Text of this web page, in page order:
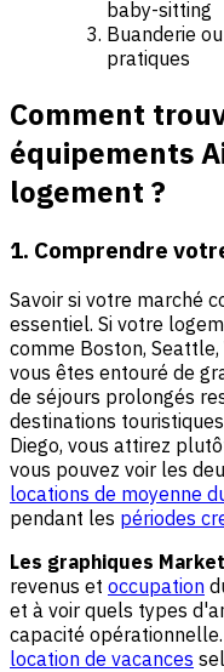
baby-sitting
Buanderie
pratiques
Comment
équipements
logement ?
1. Comprendre
Savoir si votre marché
essentiel. Si votre
comme Boston, Seattle,
vous êtes entouré de
de séjours prolongés
destinations
Diego, vous attirez
vous pouvez voir les
locations de moyenne
pendant les périodes
Les graphiques
revenus et occupation
et à voir quels types
capacité
location de vacances